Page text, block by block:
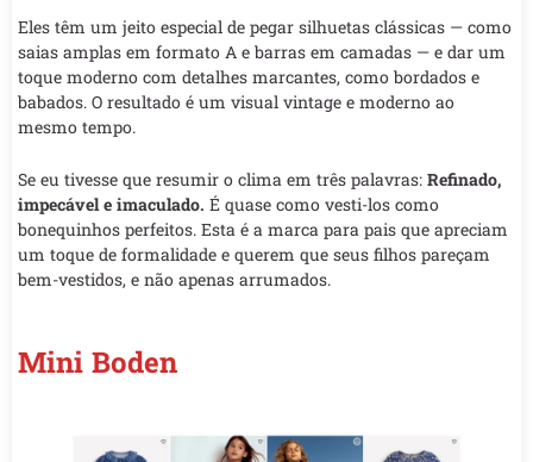
Eles têm um jeito especial de pegar silhuetas clássicas — como
saias amplas em formato A e barras em camadas — e dar um
toque moderno com detalhes marcantes, como bordados e
babados. O resultado é um visual vintage e moderno ao
mesmo tempo.
Se eu tivesse que resumir o clima em três palavras: Refinado,
impecável e imaculado. É quase como vesti-los como
bonequinhos perfeitos. Esta é a marca para pais que apreciam
um toque de formalidade e querem que seus filhos pareçam
bem-vestidos, e não apenas arrumados.
Mini Boden